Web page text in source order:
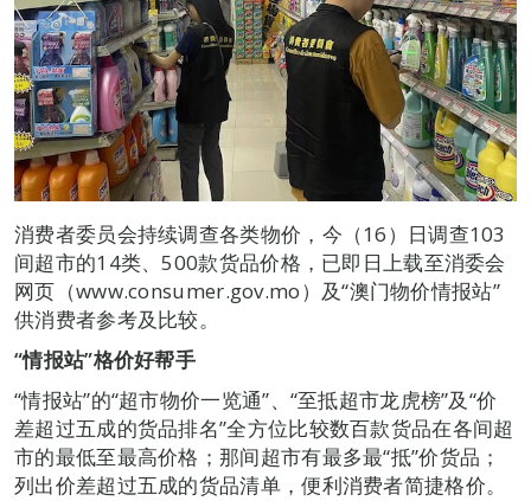
消费者委员会持续调查各类物价，今（16）日调查103
间超市的14类、500款货品价格，已即日上载至消委会
网页（www.consumer.gov.mo）及“澳门物价情报站”
供消费者参考及比较。
“情报站”格价好帮手
“情报站”的“超市物价一览通”、“至抵超市龙虎榜”及“价
差超过五成的货品排名”全方位比较数百款货品在各间超
市的最低至最高价格；那间超市有最多最“抵”价货品；
列出价差超过五成的货品清单，便利消费者简捷格价。